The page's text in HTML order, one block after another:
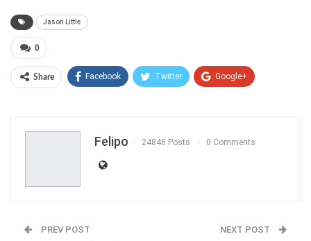
Jason Little
0
Share Facebook Twitter Google+
Email
Felipo 24846 Posts 0 Comments
PREV POST NEXT POST